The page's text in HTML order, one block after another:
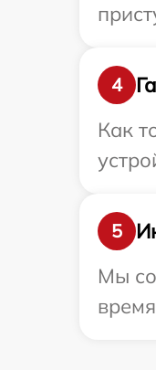
4
Как
5
Мы